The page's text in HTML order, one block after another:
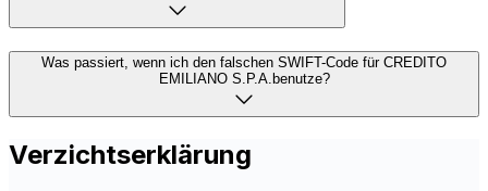
Was passiert, wenn ich den falschen SWIFT-Code für CREDITO
EMILIANO S.P.A.benutze?
Verzichtserklärung